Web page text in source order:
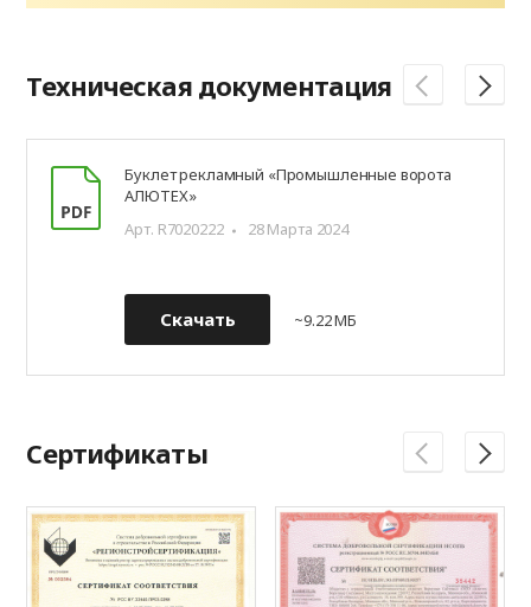
Техническая документация
Буклет рекламный «Промышленные ворота
АЛЮТЕХ»
Арт. R7020222
28 Марта 2024
Скачать ~9.22 МБ
Сертификаты